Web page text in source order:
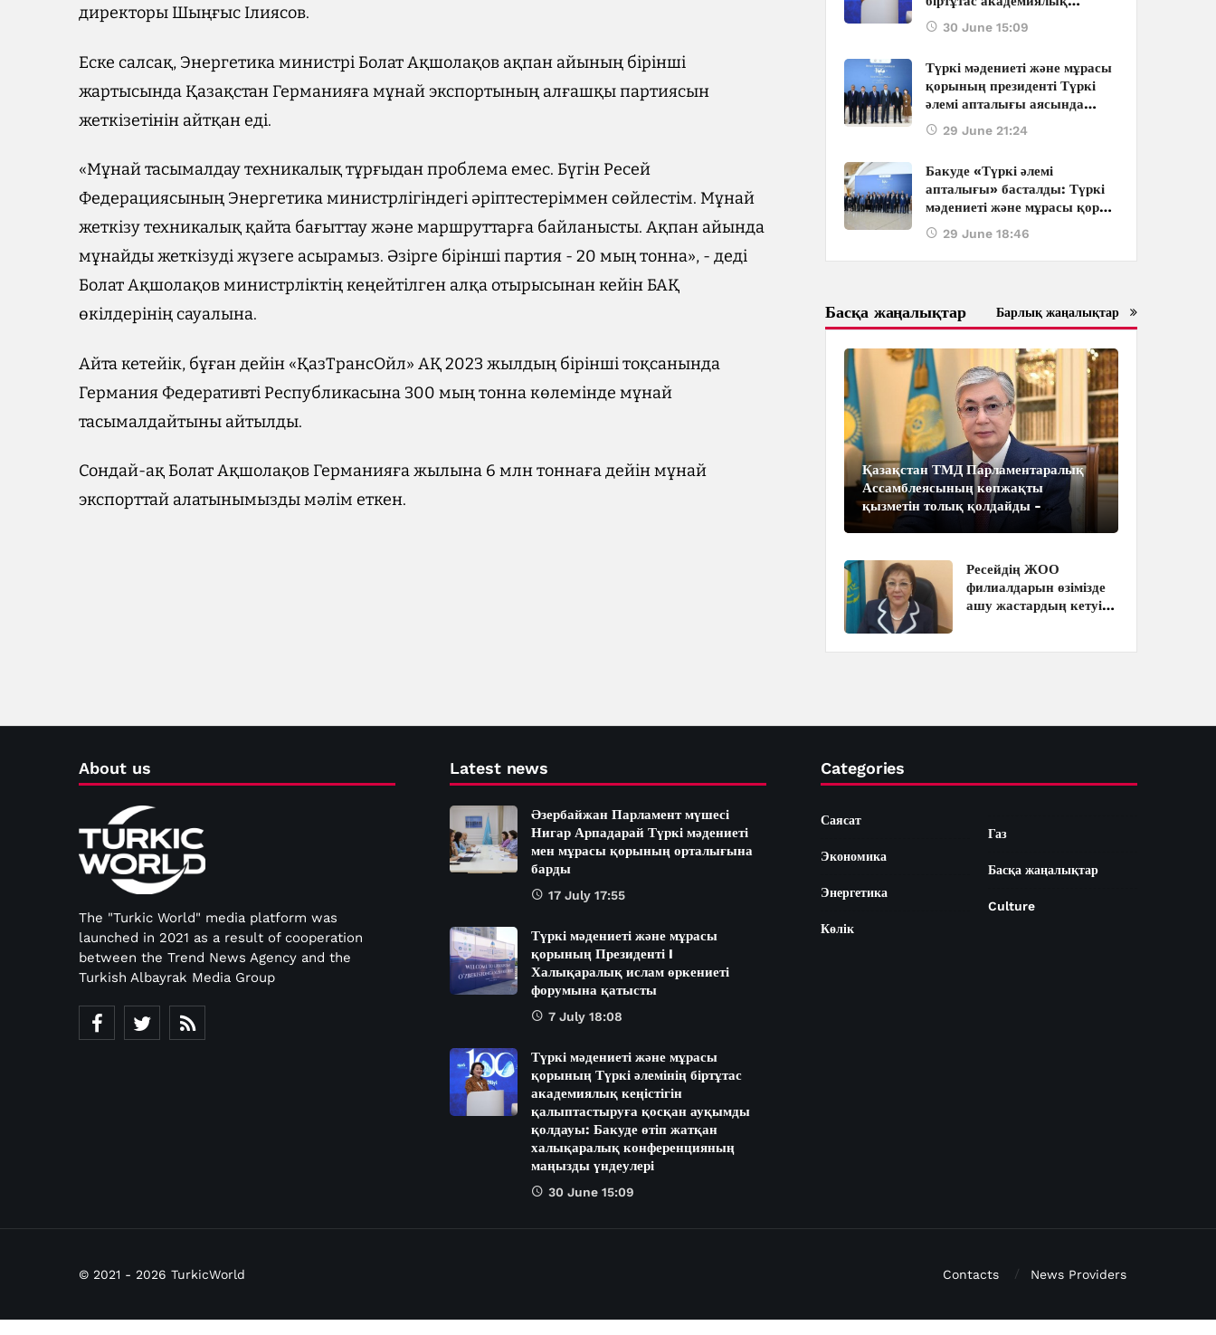
директоры Шыңғыс Ілиясов.
Еске салсақ, Энергетика министрі Болат Ақшолақов ақпан айының бірінші
жартысында Қазақстан Германияға мұнай экспортының алғашқы партиясын
жеткізетінін айтқан еді.
«Мұнай тасымалдау техникалық тұрғыдан проблема емес. Бүгін Ресей
Федерациясының Энергетика министрлігіндегі әріптестеріммен сөйлестім. Мұнай
жеткізу техникалық қайта бағыттау және маршруттарға байланысты. Ақпан айында
мұнайды жеткізуді жүзеге асырамыз. Әзірге бірінші партия - 20 мың тонна», - деді
Болат Ақшолақов министрліктің кеңейтілген алқа отырысынан кейін БАҚ
өкілдерінің сауалына.
Айта кетейік, бұған дейін «ҚазТрансОйл» АҚ 2023 жылдың бірінші тоқсанында
Германия Федеративті Республикасына 300 мың тонна көлемінде мұнай
тасымалдайтыны айтылды.
Сондай-ақ Болат Ақшолақов Германияға жылына 6 млн тоннаға дейін мұнай
экспорттай алатынымызды мәлім еткен.
кеңістігін қалыптастыруға
қосқан ауқымды қолдауы:
халықаралық
конференцияның маңызды
үндеулері
30 June 15:09
Түркі мәдениеті және мұрасы
қорының президенті Түркі
әлемі апталығы аясында
баяндама жасады
29 June 21:24
Бакуде «Түркі әлемі
апталығы» басталды: Түркі
мәдениеті және мұрасы қоры
бірқатар халықаралық іс-
шараларды ұйымдастырады
29 June 18:46
Басқа жаңалықтар Барлық жаңалықтар
Қазақстан ТМД Парламентаралық
Ассамблеясының көпжақты
қызметін толық қолдайды -
Ресейдің ЖОО
филиалдарын өзімізде
ашу жастардың кетуіне
About us
The "Turkic World" media platform was
launched in 2021 as a result of cooperation
between the Trend News Agency and the
Turkish Albayrak Media Group
Latest news
Әзербайжан Парламент мүшесі
Нигар Арпадарай Түркі мәдениеті
мен мұрасы қорының орталығына
барды
17 July 17:55
Түркі мәдениеті және мұрасы
қорының Президенті I
Халықаралық ислам өркениеті
форумына қатысты
7 July 18:08
Түркі мәдениеті және мұрасы
қорының Түркі әлемінің біртұтас
академиялық кеңістігін
қалыптастыруға қосқан ауқымды
қолдауы: Бакуде өтіп жатқан
халықаралық конференцияның
маңызды үндеулері
30 June 15:09
Categories
Саясат
Экономика
Энергетика
Көлік
Газ
Басқа жаңалықтар
Culture
© 2021 - 2026 TurkicWorld Contacts News Providers